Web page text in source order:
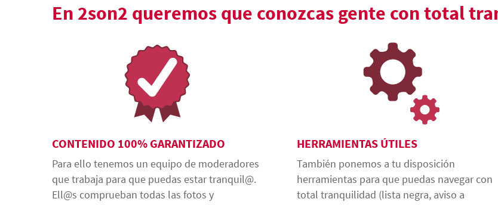
En 2son2 queremos que conozcas gente con total
CONTENIDO 100% GARANTIZADO
Para ello tenemos un equipo de moderadores
que trabaja para que puedas estar tranquil@.
Ell@s comprueban todas las fotos y
HERRAMIENTAS ÚTILES
También ponemos a tu disposición
herramientas para que puedas navegar con
total tranquilidad (lista negra, aviso a